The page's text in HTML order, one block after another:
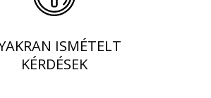
ISMÉTELT
KÉRDÉSEK